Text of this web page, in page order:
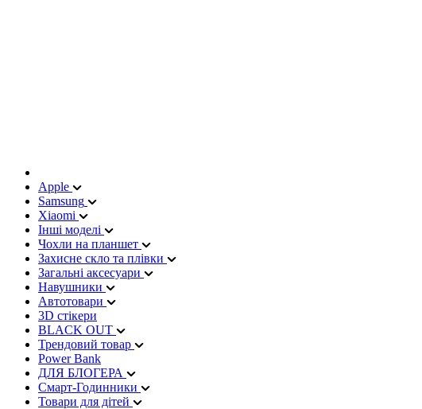
Apple
Samsung
Xiaomi
Інші моделі
Чохли на планшет
Захисне скло та плівки
Загальні аксесуари
Навушники
Автотовари
3D стікери
BLACK OUT
Трендовий товар
Power Bank
ДЛЯ БЛОГЕРА
Смарт-Годинники
Товари для дітей